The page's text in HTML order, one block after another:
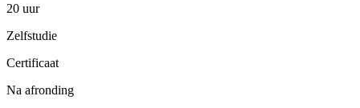
20 uur
Zelfstudie
Certificaat
Na afronding